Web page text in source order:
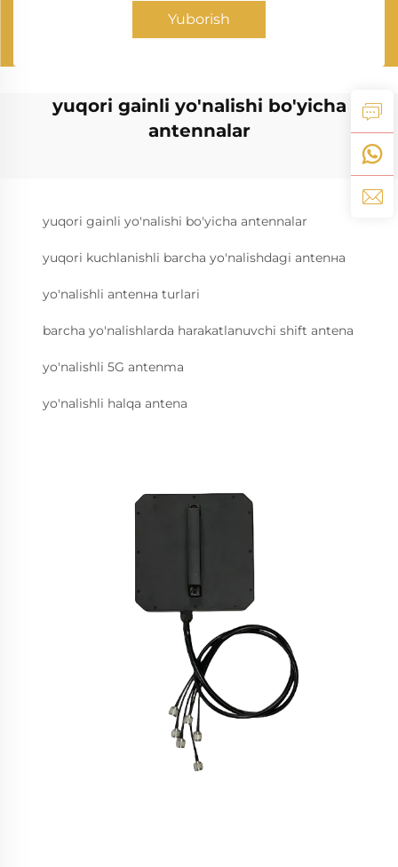
Yuborish
yuqori gainli yo'nalishi bo'yicha
antennalar
yuqori gainli yo'nalishi bo'yicha antennalar
yuqori kuchlanishli barcha yo'nalishdagi antenна
yo'nalishli antenна turlari
barcha yo'nalishlarda harakatlanuvchi shift antena
yo'nalishli 5G antenma
yo'nalishli halqa antena